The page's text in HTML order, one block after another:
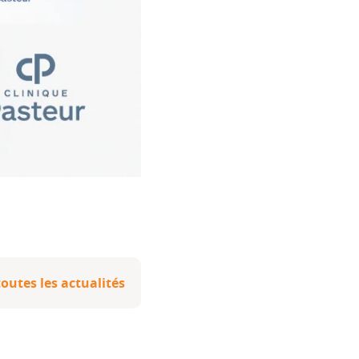
les actualités